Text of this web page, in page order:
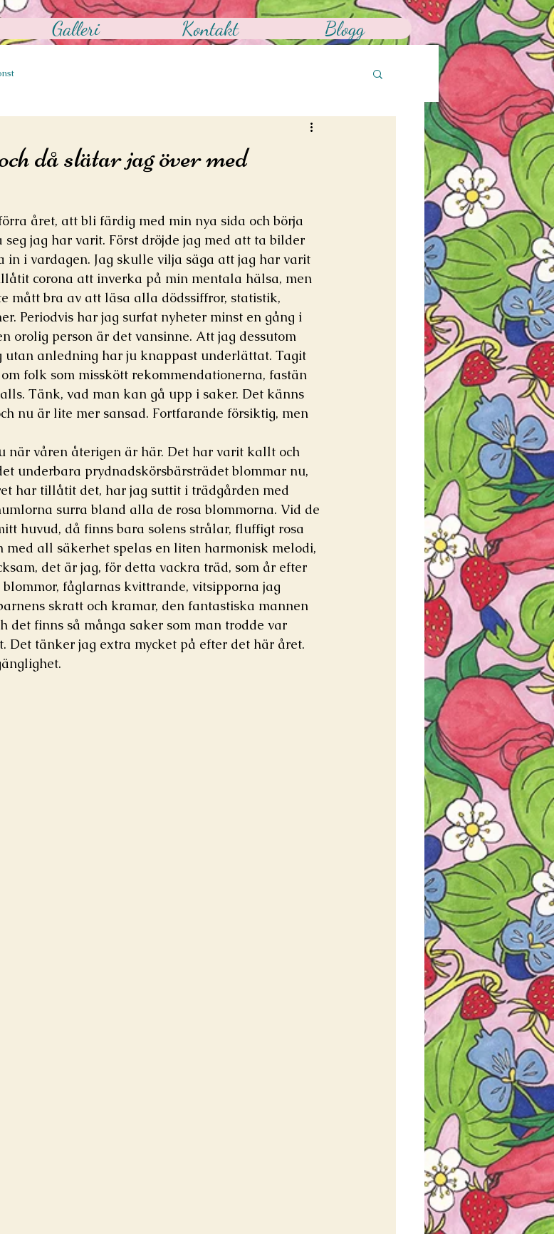
Galleri Kontakt Blogg
då slätar jag över med
året, att bli färdig med min nya sida och börja
jag har varit. Först dröjde jag med att ta bilder
in i vardagen. Jag skulle vilja säga att jag har varit
corona att inverka på min mentala hälsa, men
mått bra av att läsa alla dödssiffror, statistik,
Periodvis har jag surfat nyheter minst en gång i
orolig person är det vansinne. Att jag dessutom
utan anledning har ju knappast underlättat. Tagit
folk som misskött rekommendationerna, fastän
Tänk, vad man kan gå upp i saker. Det känns
nu är lite mer sansad. Fortfarande försiktig, men
när våren återigen är här. Det har varit kallt och
underbara prydnadskörsbärsträdet blommar nu,
har tillåtit det, har jag suttit i trädgården med
surra bland alla de rosa blommorna. Vid de
huvud, då finns bara solens strålar, fluffigt rosa
med all säkerhet spelas en liten harmonisk melodi,
det är jag, för detta vackra träd, som år efter
fåglarnas kvittrande, vitsipporna jag
skratt och kramar, den fantastiska mannen
det finns så många saker som man trodde var
Det tänker jag extra mycket på efter det här året.